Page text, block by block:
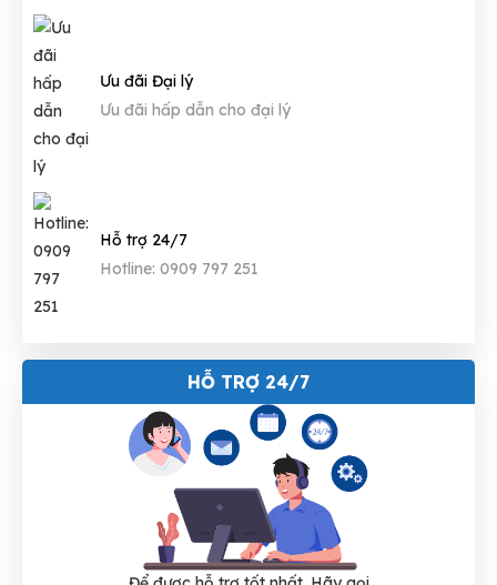
Ưu đãi Đại lý
Ưu đãi hấp dẫn cho đại lý
Hỗ trợ 24/7
Hotline: 0909 797 251
HỖ TRỢ 24/7